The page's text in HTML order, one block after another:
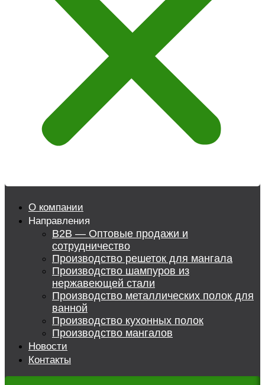
О компании
Направления
B2B — Оптовые продажи и
сотрудничество
Производство решеток для мангала
Производство шампуров из
нержавеющей стали
Производство металлических полок для
ванной
Производство кухонных полок
Производство мангалов
Новости
Контакты